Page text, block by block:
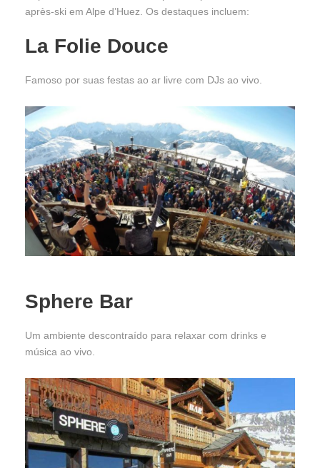
après-ski em Alpe d’Huez. Os destaques incluem:
La Folie Douce
Famoso por suas festas ao ar livre com DJs ao vivo.
Sphere Bar
Um ambiente descontraído para relaxar com drinks e
música ao vivo.